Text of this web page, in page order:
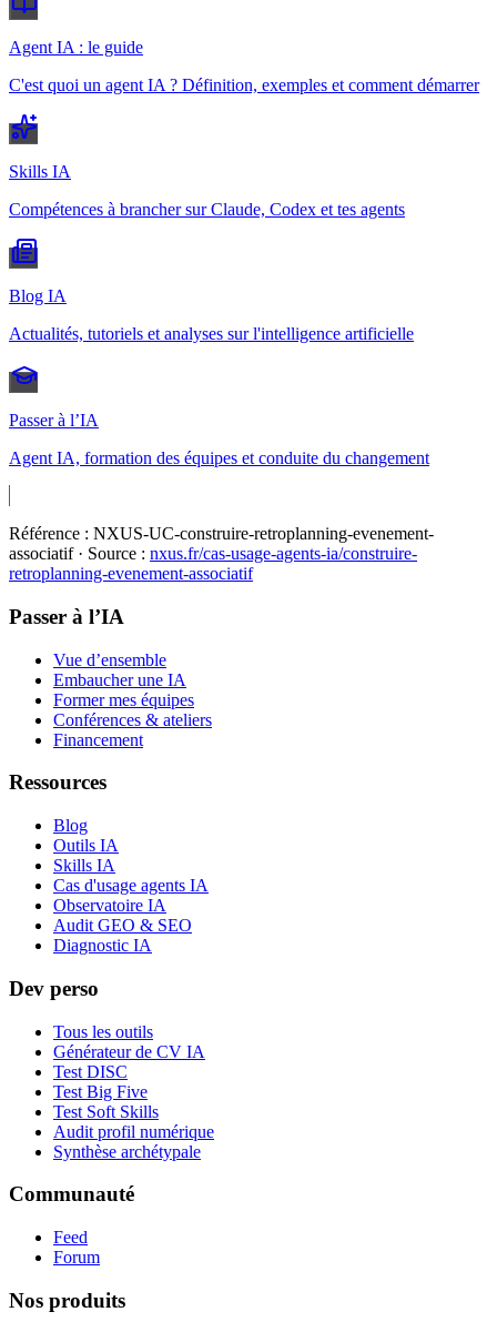
Agent IA : le guide
C'est quoi un agent IA ? Définition, exemples et comment démarrer
Skills IA
Compétences à brancher sur Claude, Codex et tes agents
Blog IA
Actualités, tutoriels et analyses sur l'intelligence artificielle
Passer à l’IA
Agent IA, formation des équipes et conduite du changement
Référence : NXUS-UC-construire-retroplanning-evenement-
associatif· Source : nxus.fr/cas-usage-agents-ia/construire-
retroplanning-evenement-associatif
Passer à l’IA
Vue d’ensemble
Embaucher une IA
Former mes équipes
Conférences & ateliers
Financement
Ressources
Blog
Outils IA
Skills IA
Cas d'usage agents IA
Observatoire IA
Audit GEO & SEO
Diagnostic IA
Dev perso
Tous les outils
Générateur de CV IA
Test DISC
Test Big Five
Test Soft Skills
Audit profil numérique
Synthèse archétypale
Communauté
Feed
Forum
Nos produits